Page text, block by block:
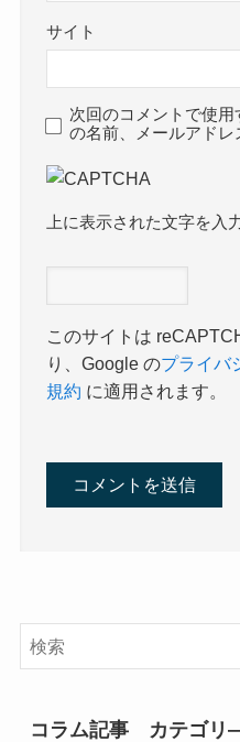
サイト
次回のコメントで使
の名前、メールアドレ
上に表示された文字を入
このサイトは
り、Google のプライバ
規約 に適用されます。
コラム記事 カテゴリ